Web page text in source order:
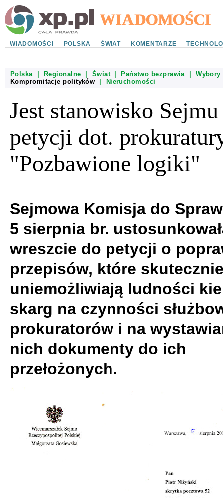
WIADOMOŚCI POLSKA ŚWIAT KOMENTARZE
Polska| Regionalne Świat| Państwo bezprawia|Wybory
Kompromitacje polityków
Nieruchomości
Jest stanowisko
petycji dot.
"Pozbawione logiki"
Sejmowa Komisja do
5 sierpnia br.
wreszcie do petycji o
przepisów, które skutecznie
uniemożliwiają ludności
skarg na czynności
prokuratorów i na
nich dokumenty do ich
przełożonych.